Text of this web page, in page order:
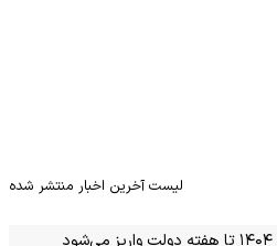
لیست آخرین اخبار منتشر شده